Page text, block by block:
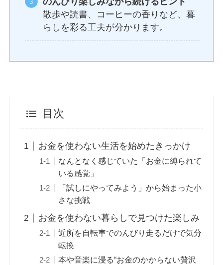
散歩や読書、コーヒーの香りなど、暮
らしを彩る工夫が分かります。
目次
お金を使わない生活を始めたきっかけ
なんとなく感じていた「お金に縛られて
いる感覚」
「試しにやってみよう」から始まった小
さな挑戦
お金を使わない暮らしで見つけた楽しみ
近所を自転車でのんびり走るだけで気分
転換
本や音楽に浸る“お金のかからない贅沢